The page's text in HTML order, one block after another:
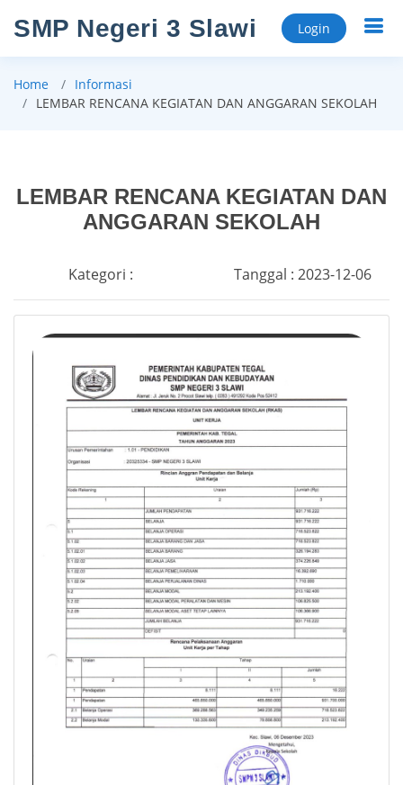
SMP Negeri 3 Slawi Login
Home
Informasi
LEMBAR RENCANA KEGIATAN DAN ANGGARAN SEKOLAH
LEMBAR RENCANA KEGIATAN DAN
ANGGARAN SEKOLAH
Kategori : Tanggal : 2023-12-06